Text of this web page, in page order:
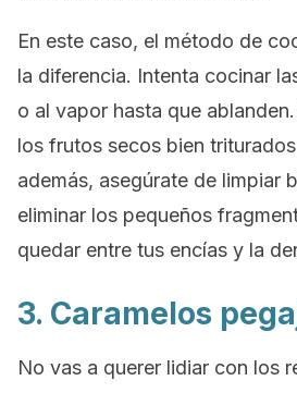
En este caso, el método de
la diferencia. Intenta cocinar
o al vapor hasta que
los frutos secos bien
además, asegúrate de limpiar
eliminar los pequeños
quedar entre tus encías y la
3. Caramelos
No vas a querer lidiar con los